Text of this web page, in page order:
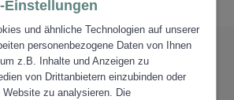
Einstellungen
und ähnliche Technologien auf unserer
personenbezogene Daten von Ihnen
z.B. Inhalte und Anzeigen zu
von Drittanbietern einzubinden oder
zu analysieren. Die